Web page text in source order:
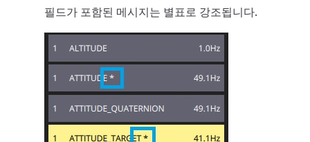
필드가 포함된 메시지는 별표로 강조됩니다.